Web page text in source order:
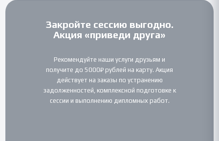
Закройте сессию выгодно.
Акция «приведи друга»
Рекомендуйте наши услуги друзьям и
получите до 5000₽ рублей на карту. Акция
действует на заказы по устранению
задолженностей, комплексной подготовке к
сессии и выполнению дипломных работ.